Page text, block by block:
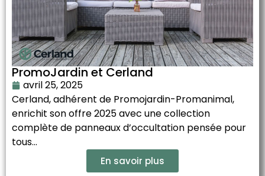
PromoJardin et Cerland
avril 25, 2025
Cerland, adhérent de Promojardin-Promanimal,
enrichit son offre 2025 avec une collection
complète de panneaux d’occultation pensée pour
tous...
En savoir plus